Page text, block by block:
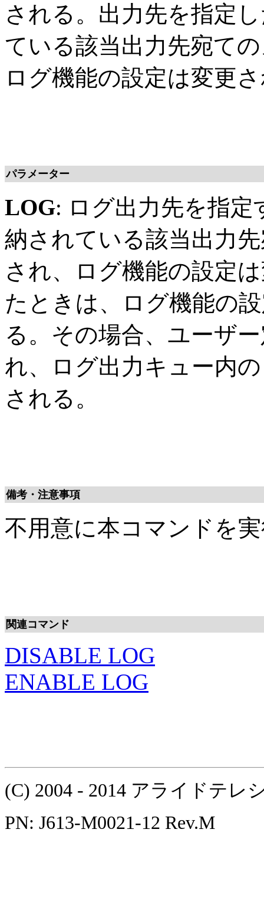
される。出力先を指定
ている該当出力先宛て
ログ機能の設定は変更
パラメーター
LOG: ログ出力先を指
納されている該当出力
され、ログ機能の設定
たときは、ログ機能の
る。その場合、ユーザ
れ、ログ出力キュー内
される。
備考・注意事項
不用意に本コマンドを
関連コマンド
DISABLE LOG
ENABLE LOG
(C) 2004 - 2014 アライドテ
PN: J613-M0021-12 Rev.M